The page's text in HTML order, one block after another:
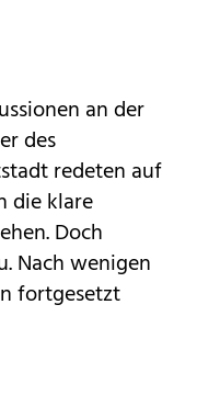
an der
des
redeten auf
die klare
Doch
Nach wenigen
fortgesetzt